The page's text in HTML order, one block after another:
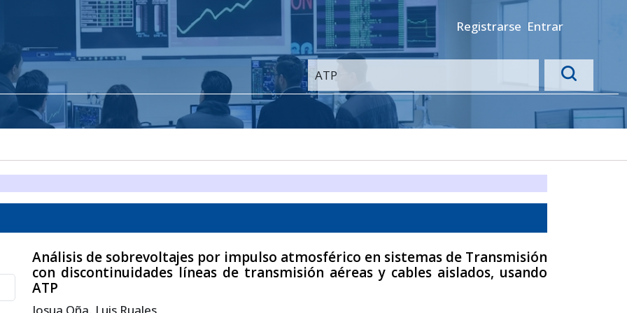
Registrarse Entrar
Análisis de sobrevoltajes por impulso atmosférico en sistemas de Transmisión
con discontinuidades líneas de transmisión aéreas y cables aislados, usando
ATP